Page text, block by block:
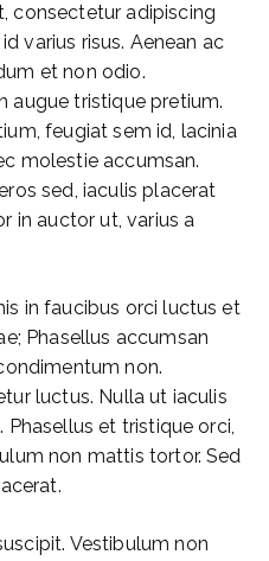
consectetur adipiscing
varius risus. Aenean ac
et non odio.
augue tristique pretium.
feugiat sem id, lacinia
molestie accumsan.
sed, iaculis placerat
in auctor ut, varius a
in faucibus orci luctus et
Phasellus accumsan
non.
luctus. Nulla ut iaculis
et tristique orci,
non mattis tortor. Sed
Vestibulum non